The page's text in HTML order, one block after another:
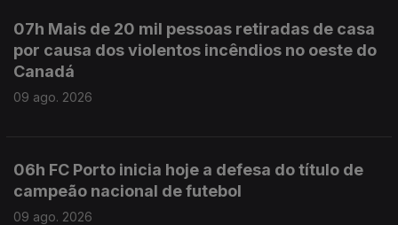
07h Mais de 20 mil pessoas retiradas de casa
por causa dos violentos incêndios no oeste do
Canadá
09 ago. 2026
06h FC Porto inicia hoje a defesa do título de
campeão nacional de futebol
09 ago. 2026